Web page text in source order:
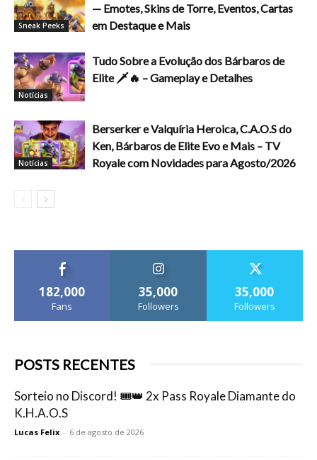
Sneak Peeks
— Emotes, Skins de Torre, Eventos, Cartas
em Destaque e Mais
Notícias
Tudo Sobre a Evolução dos Bárbaros de
Elite 🗡️🔥 – Gameplay e Detalhes
Notícias
Berserker e Valquíria Heroica, C.A.O.S do
Ken, Bárbaros de Elite Evo e Mais – TV
Royale com Novidades para Agosto/2026
182,000
Fans
35,000
Followers
35,000
Followers
POSTS RECENTES
Sorteio no Discord! 🎟️👑 2x Pass Royale Diamante do
K.H.A.O.S
Lucas Felix - 6 de agosto de 2026